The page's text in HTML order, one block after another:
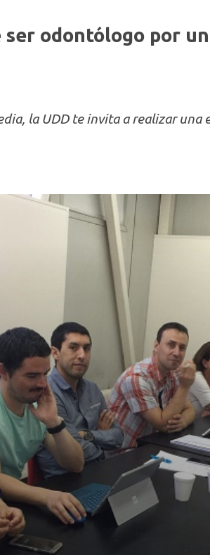
odontólogo por
la UDD te invita a realizar